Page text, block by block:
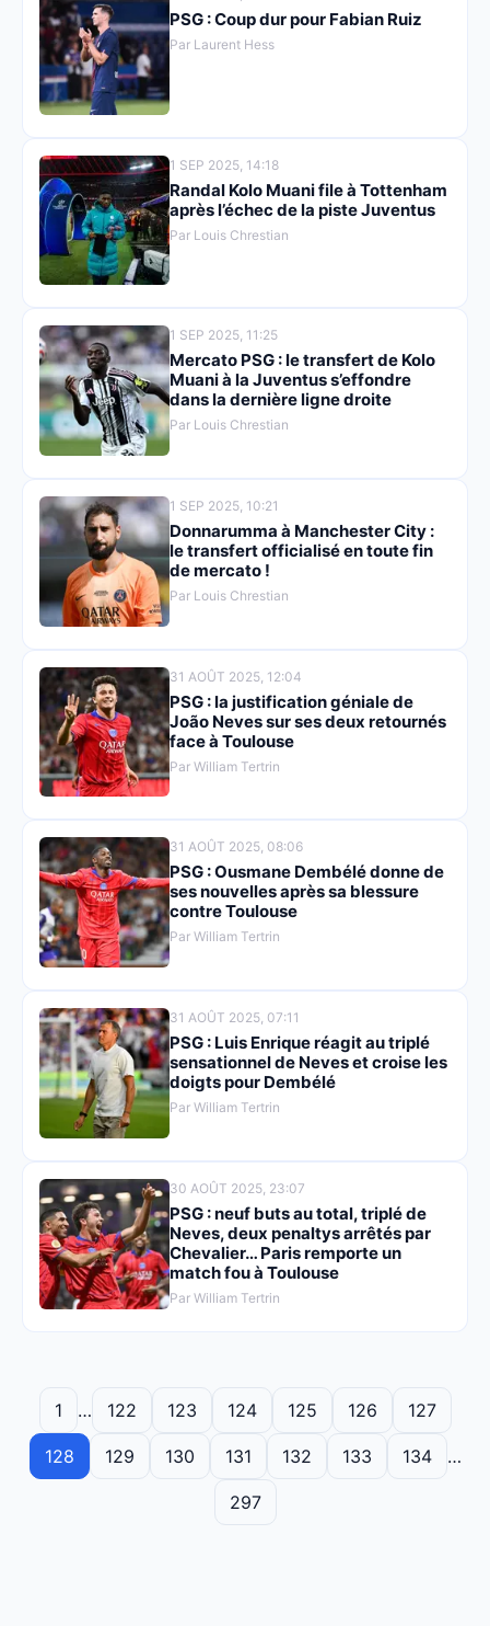
PSG : Coup dur pour Fabian Ruiz
Par Laurent Hess
1 SEP 2025, 14:18
Randal Kolo Muani file à Tottenham
après l’échec de la piste Juventus
Par Louis Chrestian
1 SEP 2025, 11:25
Mercato PSG : le transfert de Kolo
Muani à la Juventus s’effondre
dans la dernière ligne droite
Par Louis Chrestian
1 SEP 2025, 10:21
Donnarumma à Manchester City :
le transfert officialisé en toute fin
de mercato !
Par Louis Chrestian
31 AOÛT 2025, 12:04
PSG : la justification géniale de
João Neves sur ses deux retournés
face à Toulouse
Par William Tertrin
31 AOÛT 2025, 08:06
PSG : Ousmane Dembélé donne de
ses nouvelles après sa blessure
contre Toulouse
Par William Tertrin
31 AOÛT 2025, 07:11
PSG : Luis Enrique réagit au triplé
sensationnel de Neves et croise les
doigts pour Dembélé
Par William Tertrin
30 AOÛT 2025, 23:07
PSG : neuf buts au total, triplé de
Neves, deux penaltys arrêtés par
Chevalier… Paris remporte un
match fou à Toulouse
Par William Tertrin
1 … 122 123 124 125 126 127
128 129 130 131 132 133 134 …
297